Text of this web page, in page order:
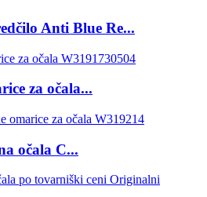
Anti Blue Re...
za očala...
očala C...